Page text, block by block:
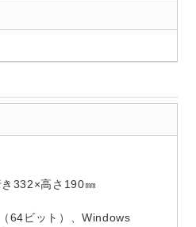
き332×高さ190㎜
64ビット）、Windows